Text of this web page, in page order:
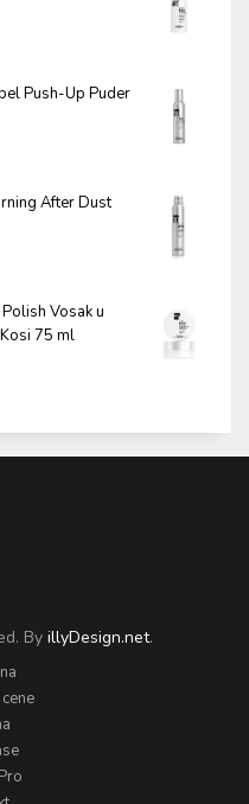
Push-Up Puder
After Dust
Vosak u
75 ml
By illyDesign.net.